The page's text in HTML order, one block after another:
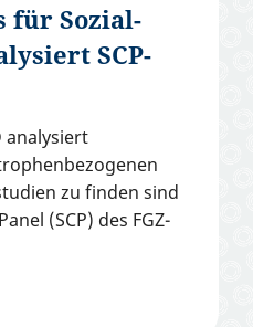
für Sozial-
SCP-
analysiert
zu finden sind
(SCP) des FGZ-